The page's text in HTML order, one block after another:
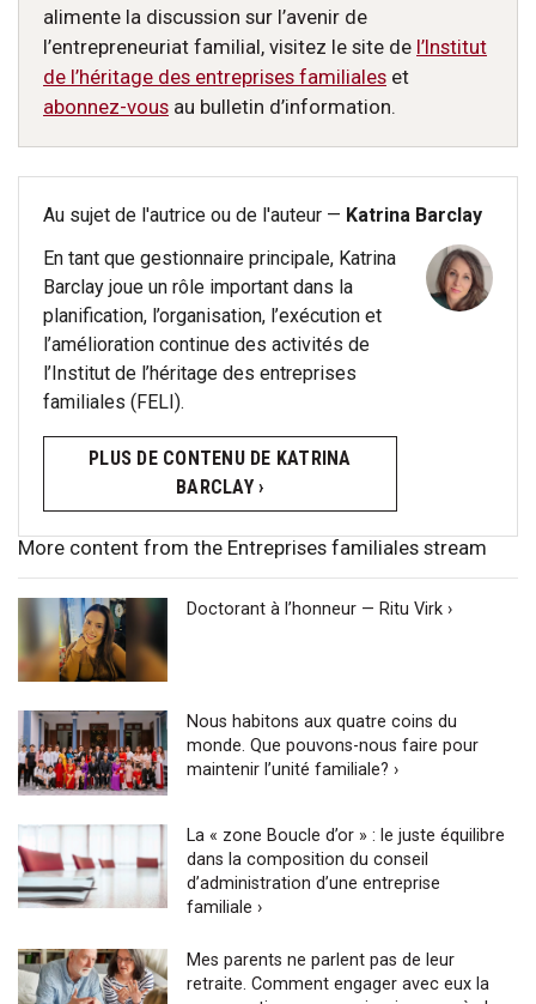
alimente la discussion sur l’avenir de
l’entrepreneuriat familial, visitez le site de l’Institut
de l’héritage des entreprises familiales et
abonnez-vous au bulletin d’information.
Au sujet de l'autrice ou de l'auteur — Katrina Barclay
En tant que gestionnaire principale, Katrina
Barclay joue un rôle important dans la
planification, l’organisation, l’exécution et
l’amélioration continue des activités de
l’Institut de l’héritage des entreprises
familiales (FELI).
PLUS DE CONTENU DE KATRINA
BARCLAY ›
More content from the Entreprises familiales stream
Doctorant à l’honneur — Ritu Virk ›
Nous habitons aux quatre coins du
monde. Que pouvons-nous faire pour
maintenir l’unité familiale? ›
La « zone Boucle d’or » : le juste équilibre
dans la composition du conseil
d’administration d’une entreprise
familiale ›
Mes parents ne parlent pas de leur
retraite. Comment engager avec eux la